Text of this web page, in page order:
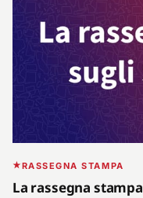
RASSEGNA STAMPA
La rassegna